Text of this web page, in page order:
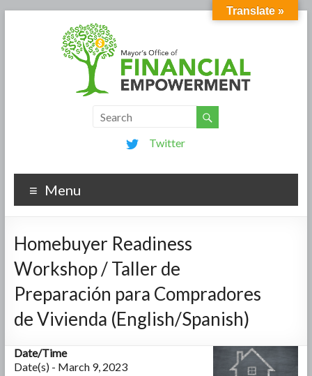
Twitter
Menu
Homebuyer Readiness
Workshop / Taller de
Preparación para Compradores
de Vivienda (English/Spanish)
Date/Time
Date(s) - March 9, 2023
Translate »